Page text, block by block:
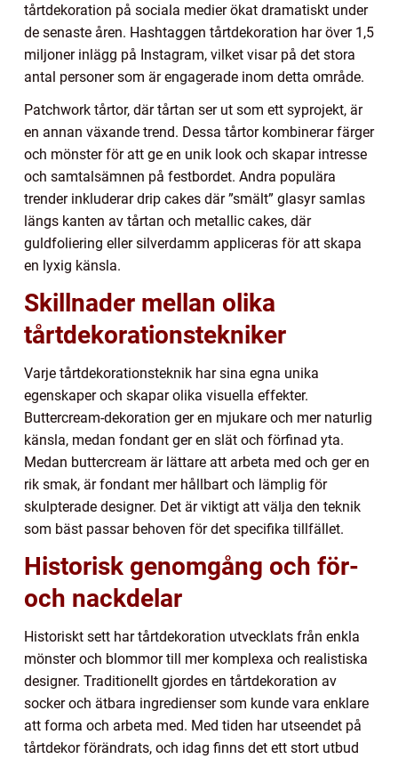
tårtdekoration på sociala medier ökat dramatiskt under
de senaste åren. Hashtaggen tårtdekoration har över 1,5
miljoner inlägg på Instagram, vilket visar på det stora
antal personer som är engagerade inom detta område.
Patchwork tårtor, där tårtan ser ut som ett syprojekt, är
en annan växande trend. Dessa tårtor kombinerar färger
och mönster för att ge en unik look och skapar intresse
och samtalsämnen på festbordet. Andra populära
trender inkluderar drip cakes där ”smält” glasyr samlas
längs kanten av tårtan och metallic cakes, där
guldfoliering eller silverdamm appliceras för att skapa
en lyxig känsla.
Skillnader mellan olika
tårtdekorationstekniker
Varje tårtdekorationsteknik har sina egna unika
egenskaper och skapar olika visuella effekter.
Buttercream-dekoration ger en mjukare och mer naturlig
känsla, medan fondant ger en slät och förfinad yta.
Medan buttercream är lättare att arbeta med och ger en
rik smak, är fondant mer hållbart och lämplig för
skulpterade designer. Det är viktigt att välja den teknik
som bäst passar behoven för det specifika tillfället.
Historisk genomgång och för-
och nackdelar
Historiskt sett har tårtdekoration utvecklats från enkla
mönster och blommor till mer komplexa och realistiska
designer. Traditionellt gjordes en tårtdekoration av
socker och ätbara ingredienser som kunde vara enklare
att forma och arbeta med. Med tiden har utseendet på
tårtdekor förändrats, och idag finns det ett stort utbud